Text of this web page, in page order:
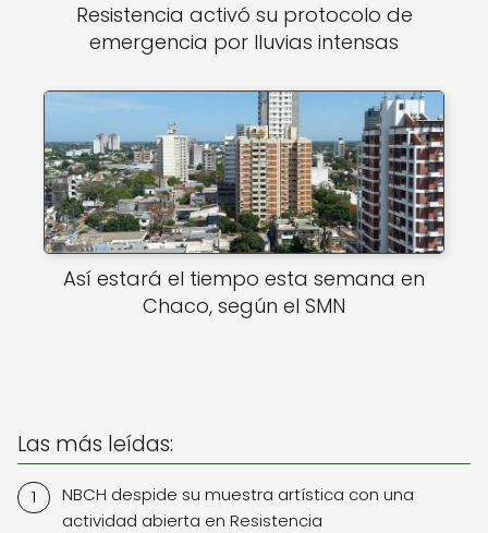
Resistencia activó su protocolo de
emergencia por lluvias intensas
Así estará el tiempo esta semana en
Chaco, según el SMN
Las más leídas:
NBCH despide su muestra artística con una
actividad abierta en Resistencia